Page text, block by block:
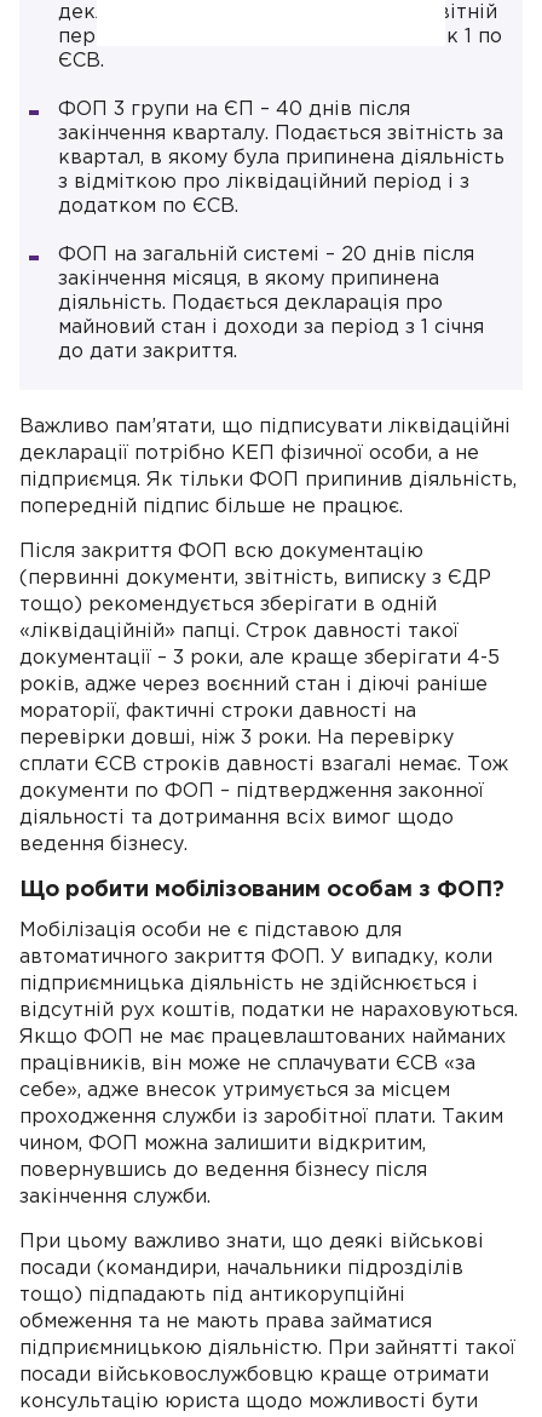
декларація з позначкою за останній звітній
період. Разом з нею подається додаток 1 по
ЄСВ.
ФОП 3 групи на ЄП – 40 днів після
закінчення кварталу. Подається звітність за
квартал, в якому була припинена діяльність
з відміткою про ліквідаційний період і з
додатком по ЄСВ.
ФОП на загальній системі – 20 днів після
закінчення місяця, в якому припинена
діяльність. Подається декларація про
майновий стан і доходи за період з 1 січня
до дати закриття.
Важливо пам’ятати, що підписувати ліквідаційні
декларації потрібно КЕП фізичної особи, а не
підприємця. Як тільки ФОП припинив діяльність,
попередній підпис більше не працює.
Після закриття ФОП всю документацію
(первинні документи, звітність, виписку з ЄДР
тощо) рекомендується зберігати в одній
«ліквідаційній» папці. Строк давності такої
документації – 3 роки, але краще зберігати 4-5
років, адже через воєнний стан і діючі раніше
мораторії, фактичні строки давності на
перевірки довші, ніж 3 роки. На перевірку
сплати ЄСВ строків давності взагалі немає. Тож
документи по ФОП – підтвердження законної
діяльності та дотримання всіх вимог щодо
ведення бізнесу.
Що робити мобілізованим особам з ФОП?
Мобілізація особи не є підставою для
автоматичного закриття ФОП. У випадку, коли
підприємницька діяльність не здійснюється і
відсутній рух коштів, податки не нараховуються.
Якщо ФОП не має працевлаштованих найманих
працівників, він може не сплачувати ЄСВ «за
себе», адже внесок утримується за місцем
проходження служби із заробітної плати. Таким
чином, ФОП можна залишити відкритим,
повернувшись до ведення бізнесу після
закінчення служби.
При цьому важливо знати, що деякі військові
посади (командири, начальники підрозділів
тощо) підпадають під антикорупційні
обмеження та не мають права займатися
підприємницькою діяльністю. При зайнятті такої
посади військовослужбовцю краще отримати
консультацію юриста щодо можливості бути